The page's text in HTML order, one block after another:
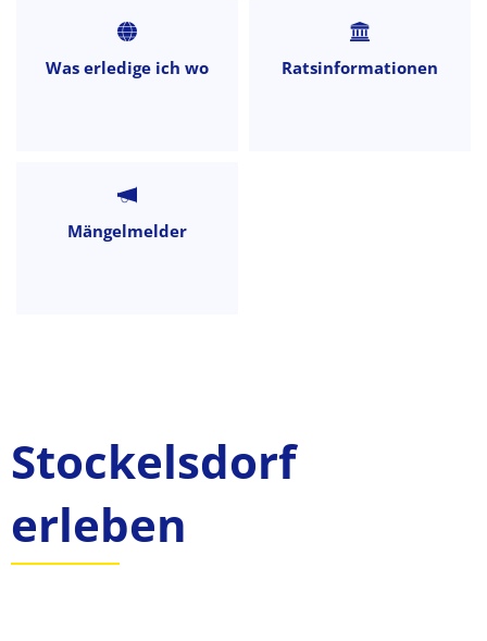
Was erledige ich wo Ratsinformationen
Mängelmelder
Stockelsdorf
erleben